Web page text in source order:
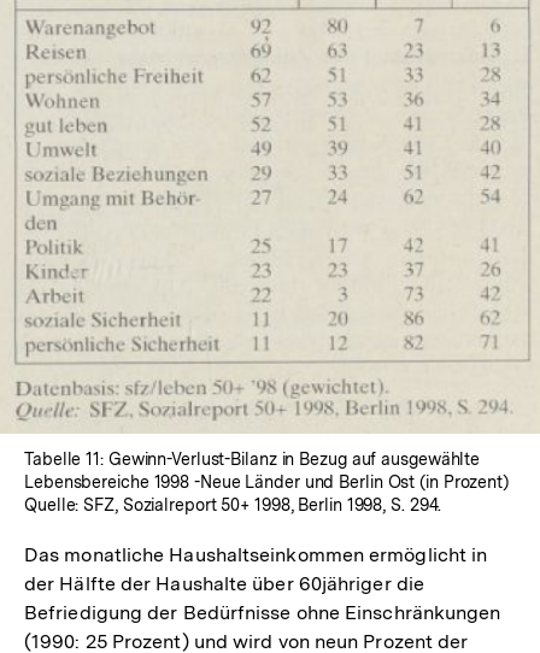
Lightbox
öffnen
Tabelle 11: Gewinn-Verlust-Bilanz in Bezug auf ausgewählte
Lebensbereiche 1998 -Neue Länder und Berlin Ost (in Prozent)
Quelle: SFZ, Sozialreport 50+ 1998, Berlin 1998, S. 294.
Das monatliche Haushaltseinkommen ermöglicht in
der Hälfte der Haushalte über 60jähriger die
Befriedigung der Bedürfnisse ohne Einschränkungen
(1990: 25 Prozent) und wird von neun Prozent der